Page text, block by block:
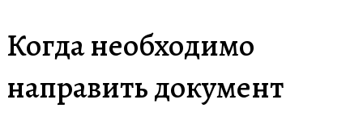
Когда необходимо
направить документ